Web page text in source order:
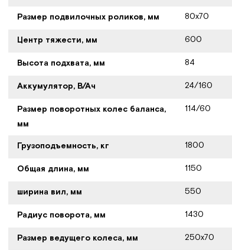
Размер подвилочных роликов, мм 80х70
Центр тяжести, мм 600
Высота подхвата, мм 84
Аккумулятор, В/Ач 24/160
Размер поворотных колес баланса,
мм
114/60
Грузоподъемность, кг 1800
Общая длина, мм 1150
ширина вил, мм 550
Радиус поворота, мм 1430
Размер ведущего колеса, мм 250х70